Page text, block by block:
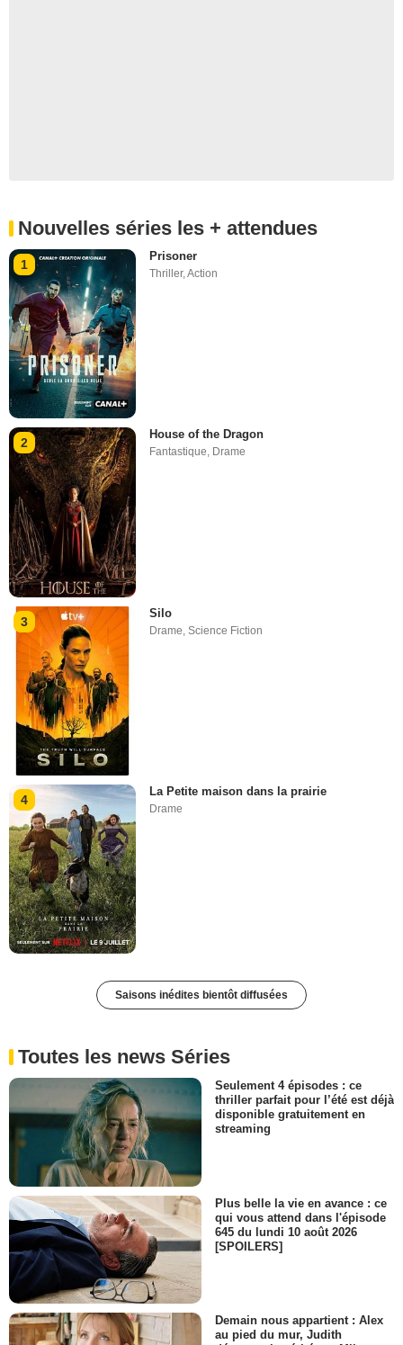
Nouvelles séries les + attendues
1
Prisoner
Thriller,Action
2
House of the Dragon
Fantastique, Drame
3
Silo
Drame ,Science Fiction
4
La Petite maison dans la prairie
Drame
Saisons inédites bientôt diffusées
Toutes les news Séries
Seulement 4 épisodes : ce
thriller parfait pour l’été est déjà
disponible gratuitement en
streaming
Plus belle la vie en avance : ce
qui vous attend dans l'épisode
645 du lundi 10 août 2026
[SPOILERS]
Demain nous appartient : Alex
au pied du mur, Judith